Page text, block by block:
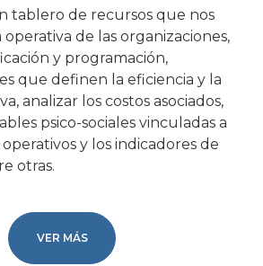
tablero de recursos que nos
de las organizaciones,
y programación,
que definen la eficiencia y la
analizar los costos asociados,
psico-sociales vinculadas a
y los indicadores de
otras.
VER MÁS